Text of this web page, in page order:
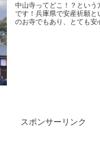
中山寺ってどこ！？とい
です！兵庫県で安産祈願
のお寺でもあり、とても安
スポンサーリンク